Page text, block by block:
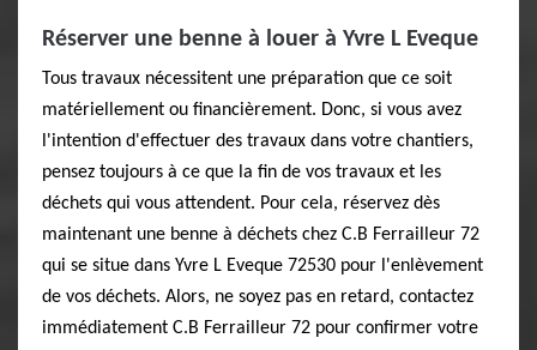
Réserver une benne à louer à Yvre L Eveque
Tous travaux nécessitent une préparation que ce soit
matériellement ou financièrement. Donc, si vous avez
l'intention d'effectuer des travaux dans votre chantiers,
pensez toujours à ce que la fin de vos travaux et les
déchets qui vous attendent. Pour cela, réservez dès
maintenant une benne à déchets chez C.B Ferrailleur 72
qui se situe dans Yvre L Eveque 72530 pour l'enlèvement
de vos déchets. Alors, ne soyez pas en retard, contactez
immédiatement C.B Ferrailleur 72 pour confirmer votre